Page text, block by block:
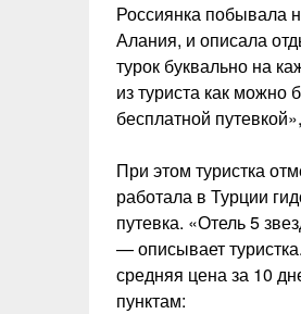
Россиянка побывала
Алания, и описала
турок буквально на
из туриста как можно
бесплатной
При этом туристка
работала в Турции
путевка. «Отель 5
— описывает
средняя цена за 10
пунктам: